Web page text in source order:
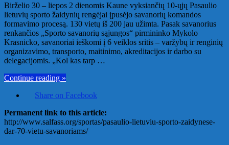
Birželio 30 – liepos 2 dienomis Kaune vyksiančių 10-ųjų Pasaulio
lietuvių sporto žaidynių rengėjai įpusėjo savanorių komandos
formavimo procesą. 130 vietų iš 200 jau užimta. Pasak savanorius
renkančios „Sporto savanorių sąjungos“ pirmininko Mykolo
Krasnicko, savanoriai ieškomi į 6 veiklos sritis – varžybų ir renginių
organizavimo, transporto, maitinimo, akreditacijos ir darbo su
delegacijomis. „Kol kas tarp …
Continue reading »
Share on Facebook
Permanent link to this article:
http://www.salfass.org/sportas/pasaulio-lietuviu-sporto-zaidynese-
dar-70-vietu-savanoriams/